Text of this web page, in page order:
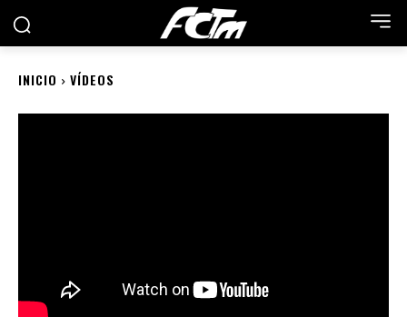
INICIO VÍDEOS